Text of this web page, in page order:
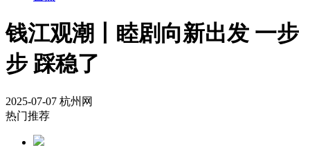
钱江观潮丨睦剧向新出发 一步
步 踩稳了
2025-07-07 杭州网
热门推荐